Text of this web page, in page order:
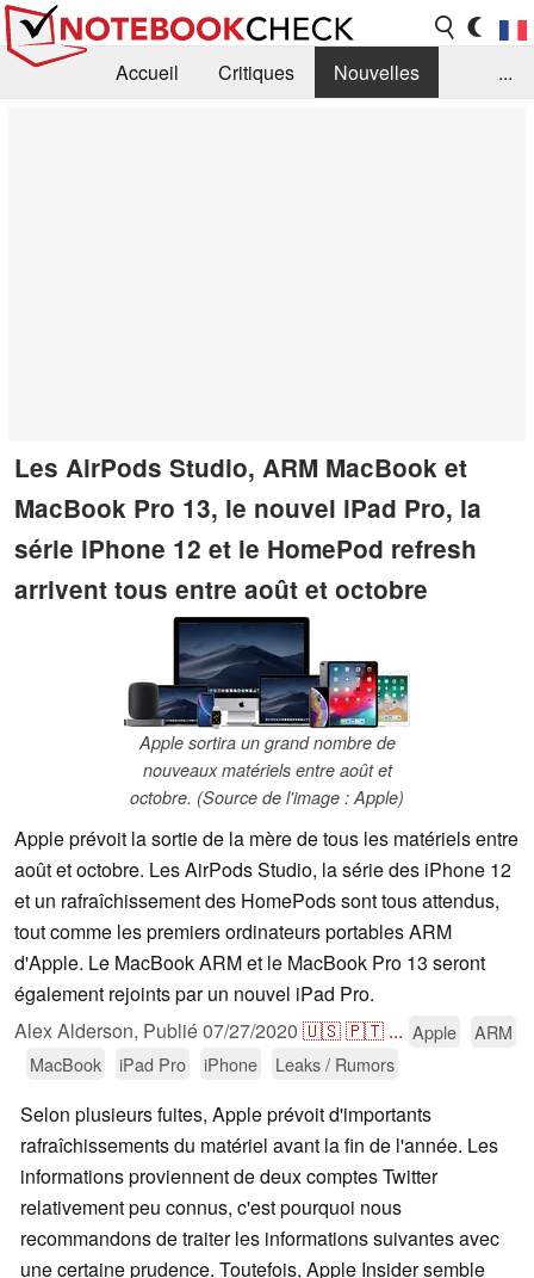
Accueil Critiques
Nouvelles
...
Les AirPods Studio, ARM MacBook et
MacBook Pro 13, le nouvel iPad Pro, la
série iPhone 12 et le HomePod refresh
arrivent tous entre août et octobre
Apple sortira un grand nombre de
nouveaux matériels entre août et
octobre. (Source de l'image : Apple)
Apple prévoit la sortie de la mère de tous les matériels entre
août et octobre. Les AirPods Studio, la série des iPhone 12
et un rafraîchissement des HomePods sont tous attendus,
tout comme les premiers ordinateurs portables ARM
d'Apple. Le MacBook ARM et le MacBook Pro 13 seront
également rejoints par un nouvel iPad Pro.
Alex Alderson, Publié07/27/2020 🇺🇸🇵🇹 ... Apple
ARM
MacBook
iPad Pro iPhone Leaks / Rumors
Selon plusieurs fuites, Apple prévoit d'importants
rafraîchissements du matériel avant la fin de l'année. Les
informations proviennent de deux comptes Twitter
relativement peu connus, c'est pourquoi nous
recommandons de traiter les informations suivantes avec
une certaine prudence. Toutefois, Apple Insider semble